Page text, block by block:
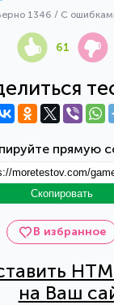
В избранное
на Ваш
прямую
Скопировать
1346 / С
61